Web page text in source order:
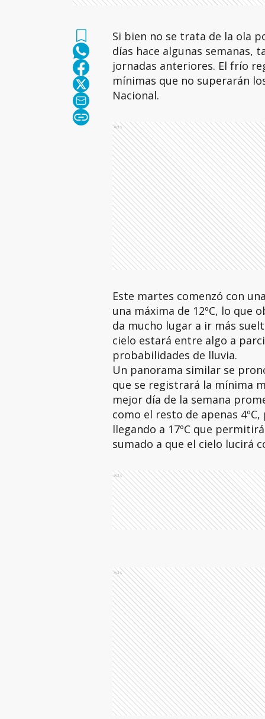
Si bien no se trata de la ola
días hace algunas semanas,
jornadas anteriores. El frío
mínimas que no superarán
Nacional.
Ads
Este martes comenzó con
una máxima de 12ºC, lo que
da mucho lugar a ir más
cielo estará entre algo a
probabilidades de lluvia.
Un panorama similar se
que se registrará la mínima
mejor día de la semana
como el resto de apenas
llegando a 17ºC que
sumado a que el cielo lucirá
Ads
Ads